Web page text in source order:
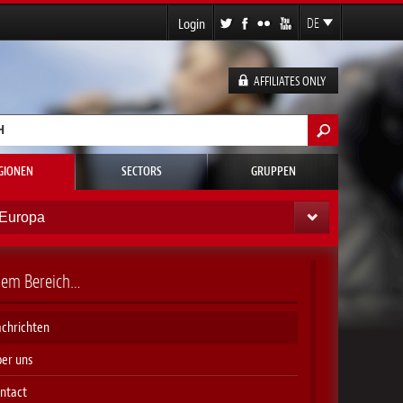
DE
EN
FR
ES
AFFILIATES ONLY
Login
SECTORS GRUPPEN
Bereich…
uns